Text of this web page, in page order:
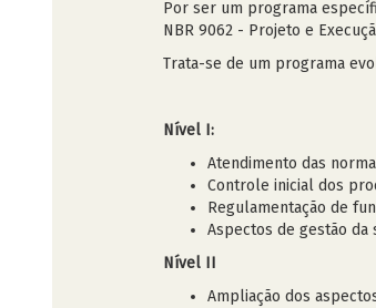
Por ser um programa
NBR 9062 - Projeto e
Trata-se de um programa
Nível I:
Atendimento das
Controle inicial dos
Regulamentação de
Aspectos de gestão da
Nível II
Ampliação dos